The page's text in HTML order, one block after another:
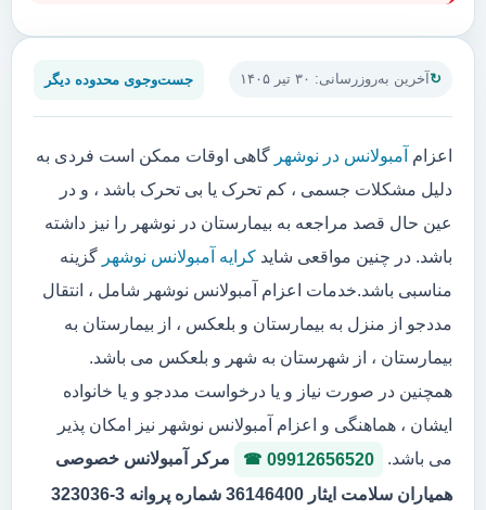
آخرین به‌روزرسانی: ۳۰ تیر ۱۴۰۵ جست‌وجوی محدوده دیگر
اعزام آمبولانس در نوشهر گاهی اوقات ممکن است فردی به
دلیل مشکلات جسمی ، کم تحرک یا بی تحرک باشد ، و در
عین حال قصد مراجعه به بیمارستان در نوشهر را نیز داشته
باشد. در چنین مواقعی شاید کرایه آمبولانس نوشهر گزینه
مناسبی باشد.خدمات اعزام آمبولانس نوشهر شامل ، انتقال
مددجو از منزل به بیمارستان و بلعکس ، از بیمارستان به
بیمارستان ، از شهرستان به شهر و بلعکس می باشد.
همچنین در صورت نیاز و یا درخواست مددجو و یا خانواده
ایشان ، هماهنگی و اعزام آمبولانس نوشهر نیز امکان پذیر
می باشد.
09912656520
مرکر آمبولانس خصوصی
همیاران سلامت ایثار 36146400 شماره پروانه 3-323036